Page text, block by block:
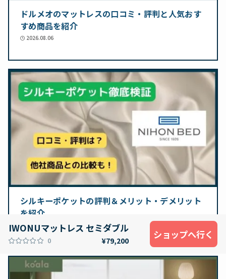
IWONUマットレス セミダブル
0 ¥79,200
ショップへ行く
ドルメオのマットレスの口コミ・評判と人気おす
すめ商品を紹介
2026.08.06
シルキーポケットの評判＆メリット・デメリット
を紹介
2026.08.06